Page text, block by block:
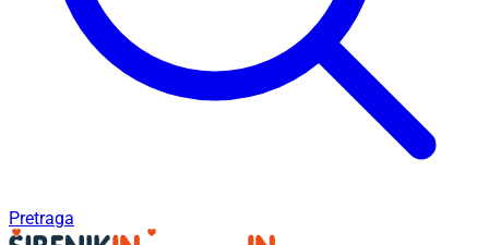
Pretraga